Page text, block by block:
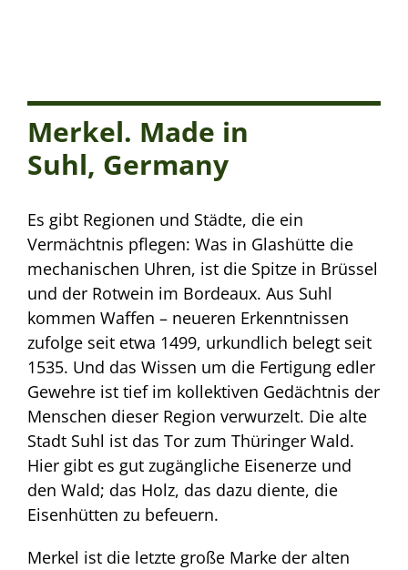
Merkel. Made in
Suhl, Germany
Es gibt Regionen und Städte, die ein
Vermächtnis pflegen: Was in Glashütte die
mechanischen Uhren, ist die Spitze in Brüssel
und der Rotwein im Bordeaux. Aus Suhl
kommen Waffen – neueren Erkenntnissen
zufolge seit etwa 1499, urkundlich belegt seit
1535. Und das Wissen um die Fertigung edler
Gewehre ist tief im kollektiven Gedächtnis der
Menschen dieser Region verwurzelt. Die alte
Stadt Suhl ist das Tor zum Thüringer Wald.
Hier gibt es gut zugängliche Eisenerze und
den Wald; das Holz, das dazu diente, die
Eisenhütten zu befeuern.
Merkel ist die letzte große Marke der alten